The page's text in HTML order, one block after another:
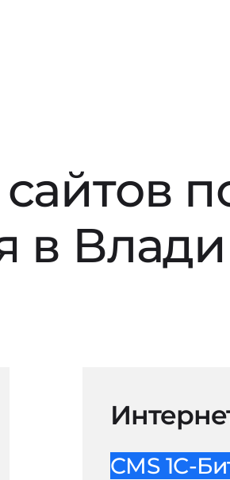
в
CMS 1С-